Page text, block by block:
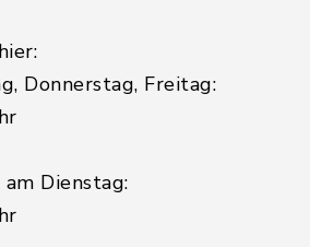
Donnerstag, Freitag:
Dienstag: